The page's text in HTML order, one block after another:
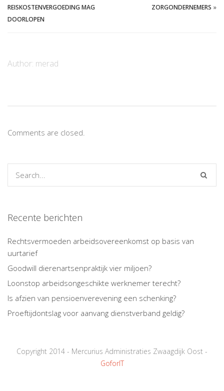
REISKOSTENVERGOEDING MAG
DOORLOPEN
ZORGONDERNEMERS »
Author: merad
Comments are closed.
Recente berichten
Rechtsvermoeden arbeidsovereenkomst op basis van
uurtarief
Goodwill dierenartsenpraktijk vier miljoen?
Loonstop arbeidsongeschikte werknemer terecht?
Is afzien van pensioenverevening een schenking?
Proeftijdontslag voor aanvang dienstverband geldig?
Copyright 2014 - Mercurius Administraties Zwaagdijk Oost -
GoforIT